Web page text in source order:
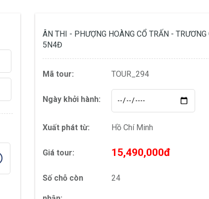
ÂN THI - PHƯỢNG HOÀNG CỔ TRẤN - TRƯƠNG
5N4Đ
Mã tour: TOUR_294
Ngày khởi hành:
Xuất phát từ: Hồ Chí Minh
Giá tour: 15,490,000đ
Số chỗ còn 24